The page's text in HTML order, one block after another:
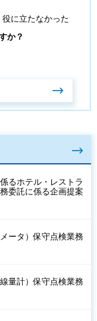
役に立たなかった
か？
るホテル・レストラ
委託に係る企画提案
ータ）保守点検業務
量計）保守点検業務